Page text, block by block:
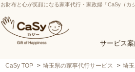
お財布と心が笑顔になる家事代行・家政婦「CaSy（カ
サービス
CaSy TOP 埼玉県の家事代行サービス 埼